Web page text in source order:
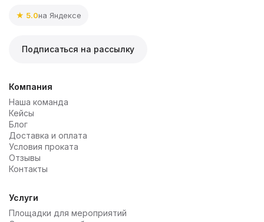
★ 5.0на Яндексе
Подписаться на рассылку
Компания
Наша команда
Кейсы
Блог
Доставка и оплата
Условия проката
Отзывы
Контакты
Услуги
Площадки для мероприятий